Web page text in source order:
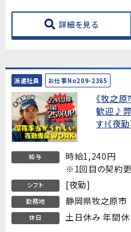
詳細を見る
派遣社員 お仕事No209-2365
《牧之
歓迎♪弊
す!《夜
給与
時給1,240円
※1回目の契約
シフト [夜勤]
勤務地 静岡県牧之原市
休日 土日休み 年間